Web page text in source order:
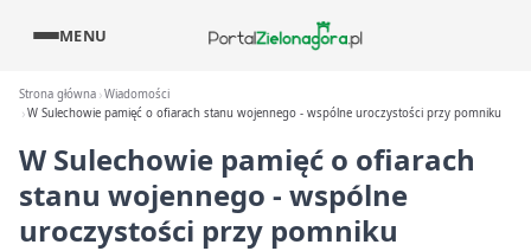
MENU
Strona główna Wiadomości
W Sulechowie pamięć o ofiarach stanu wojennego - wspólne uroczystości przy pomniku
W Sulechowie pamięć o ofiarach
stanu wojennego - wspólne
uroczystości przy pomniku